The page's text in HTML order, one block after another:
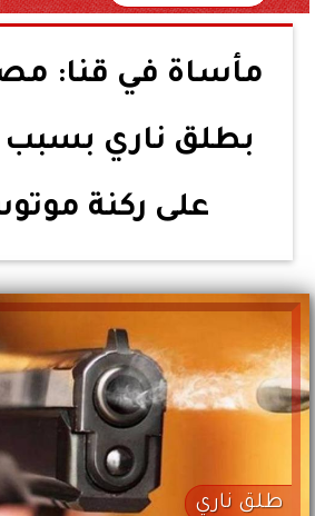
مأساة في قنا:
بطلق ناري
على ركنة
طلق ناري